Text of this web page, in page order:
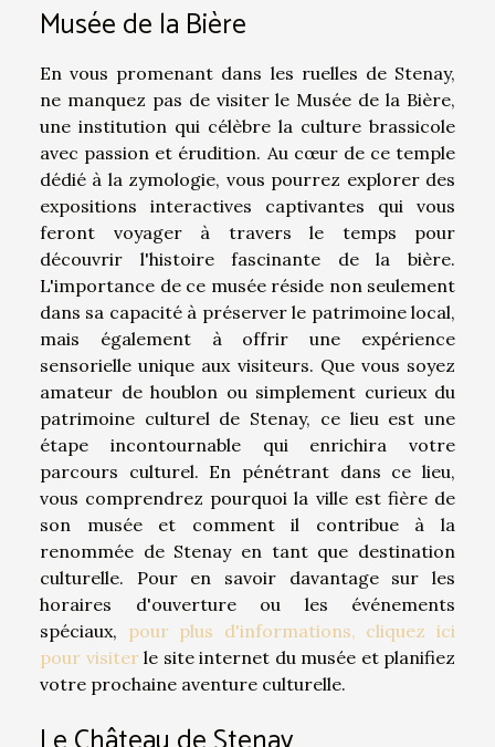
Musée de la Bière
En vous promenant dans les ruelles de Stenay,
ne manquez pas de visiter le Musée de la Bière,
une institution qui célèbre la culture brassicole
avec passion et érudition. Au cœur de ce temple
dédié à la zymologie, vous pourrez explorer des
expositions interactives captivantes qui vous
feront voyager à travers le temps pour
découvrir l'histoire fascinante de la bière.
L'importance de ce musée réside non seulement
dans sa capacité à préserver le patrimoine local,
mais également à offrir une expérience
sensorielle unique aux visiteurs. Que vous soyez
amateur de houblon ou simplement curieux du
patrimoine culturel de Stenay, ce lieu est une
étape incontournable qui enrichira votre
parcours culturel. En pénétrant dans ce lieu,
vous comprendrez pourquoi la ville est fière de
son musée et comment il contribue à la
renommée de Stenay en tant que destination
culturelle. Pour en savoir davantage sur les
horaires d'ouverture ou les événements
spéciaux, pour plus d'informations, cliquez ici
pour visiterle site internet du musée et planifiez
votre prochaine aventure culturelle.